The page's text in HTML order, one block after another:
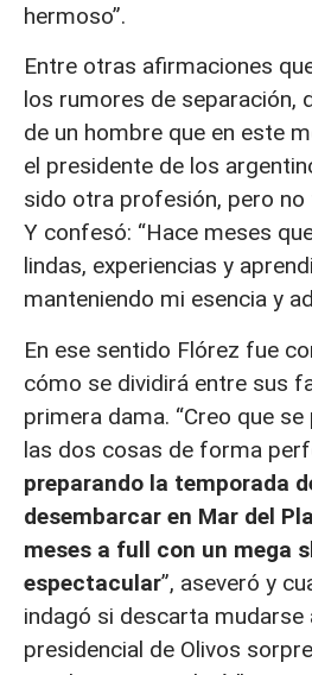
hermoso”.
Entre otras afirmaciones
los rumores de separación,
de un hombre que en este
el presidente de los
sido otra profesión, pero no
Y confesó: “Hace meses
lindas, experiencias y
manteniendo mi esencia y
En ese sentido Flórez fue
cómo se dividirá entre sus
primera dama. “Creo que
las dos cosas de forma
preparando la temporada
desembarcar en Mar del
meses a full con un mega
espectacular”, aseveró y
indagó si descarta mudarse
presidencial de Olivos